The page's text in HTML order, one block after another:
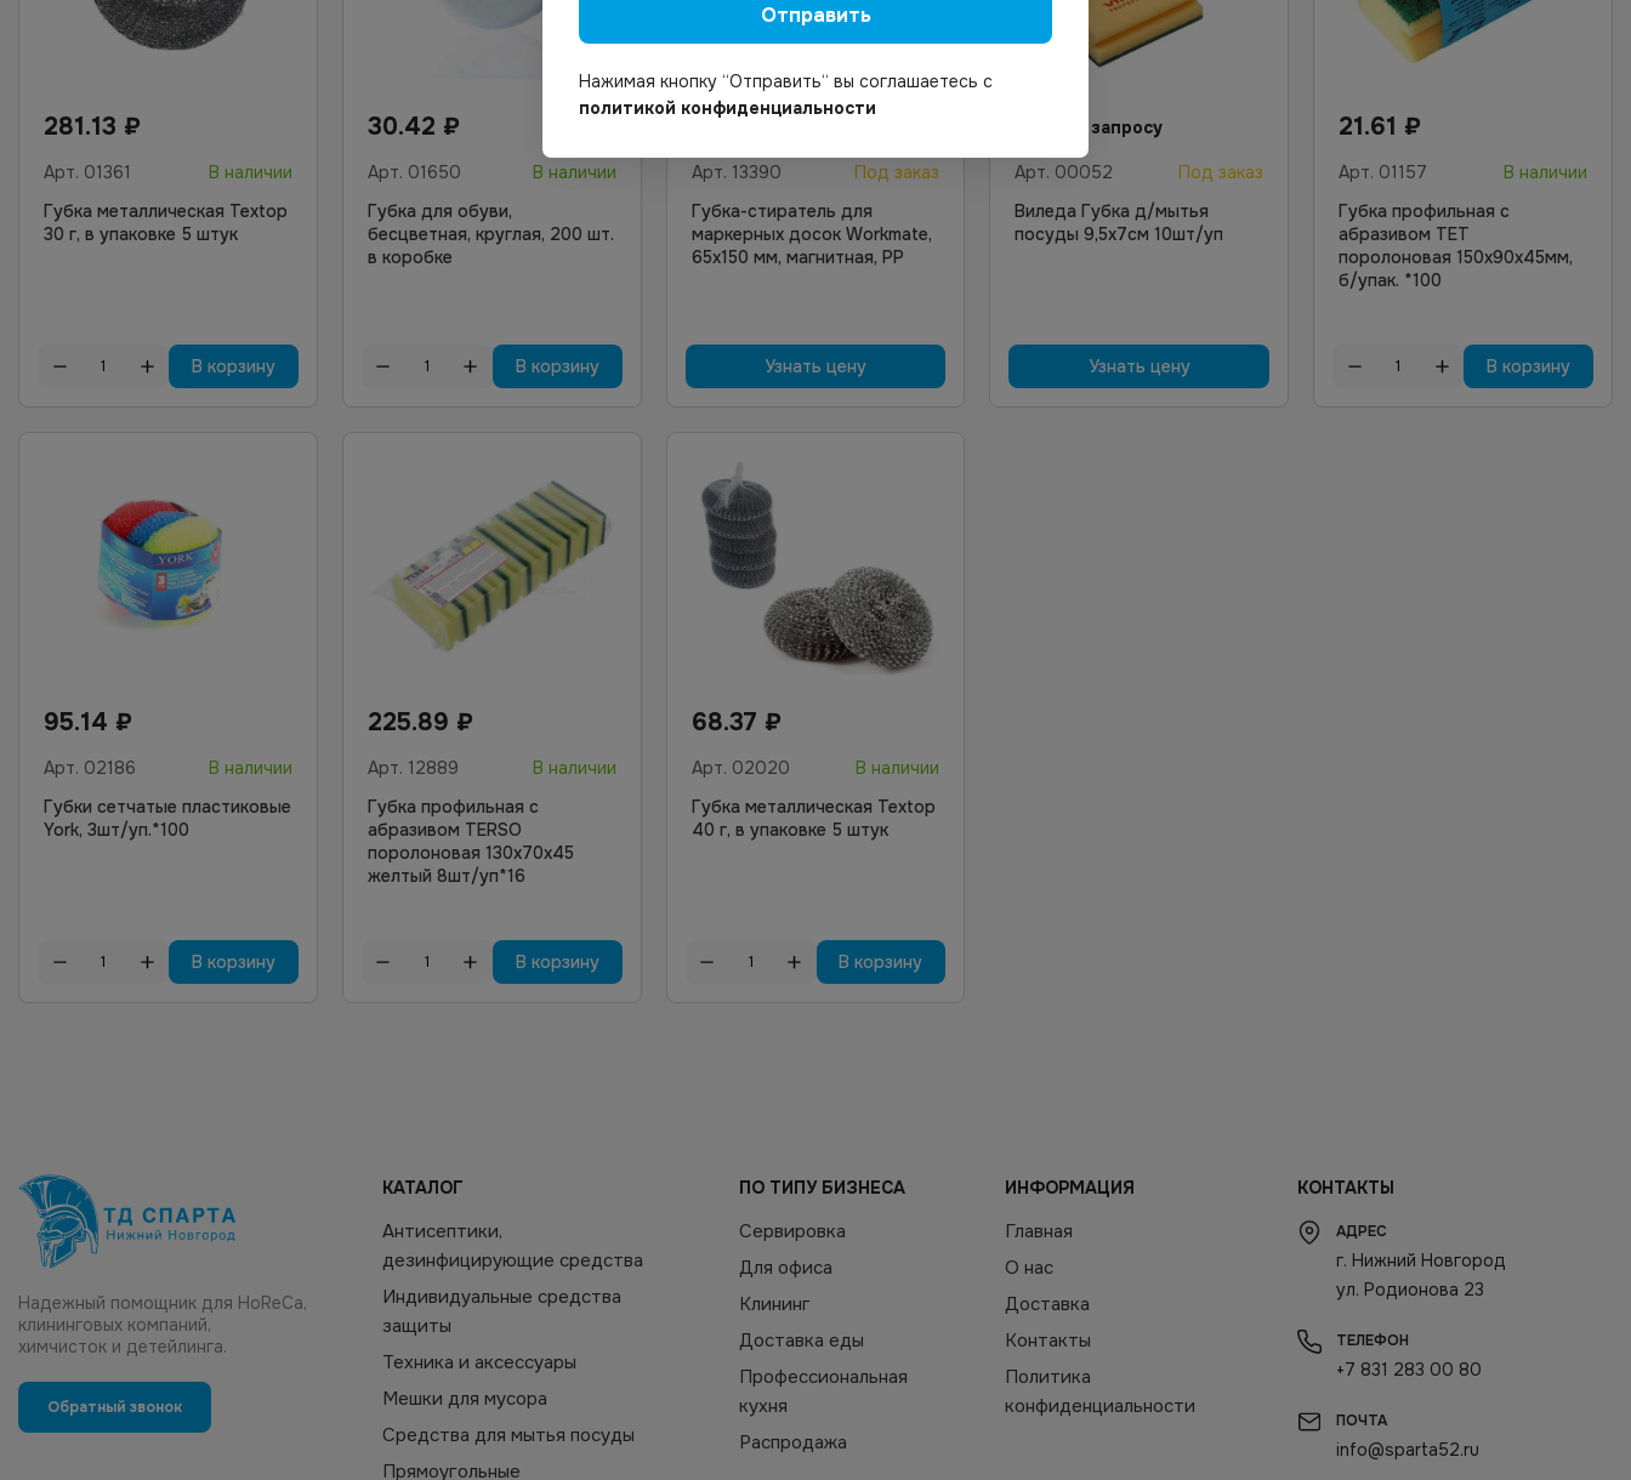
281.13 ₽
Арт. 01361
В наличии
Губка металлическая Textop
30 г, в упаковке 5 штук
В корзину
30.42 ₽
Арт. 01650
В наличии
Губка для обуви,
бесцветная, круглая, 200 шт.
в коробке
В корзину
Арт. 13390
Под заказ
Губка-стиратель для
маркерных досок Workmate,
65х150 мм, магнитная, РР
Узнать цену
Цена по запросу
Арт. 00052
Под заказ
Виледа Губка д/мытья
посуды 9,5х7см 10шт/уп
Узнать цену
21.61 ₽
Арт. 01157
В наличии
Губка профильная с
абразивом ТЕТ
поролоновая 150х90х45мм,
б/упак. *100
В корзину
95.14 ₽
Арт. 02186
В наличии
Губки сетчатые пластиковые
York, 3шт/уп.*100
В корзину
225.89 ₽
Арт. 12889
В наличии
Губка профильная с
абразивом TERSO
поролоновая 130х70х45
желтый 8шт/уп*16
В корзину
68.37 ₽
Арт. 02020
В наличии
Губка металлическая Textop
40 г, в упаковке 5 штук
В корзину
Надежный помощник для HoReCa,
клининговых компаний,
химчисток и детейлинга.
Обратный звонок
КАТАЛОГ
Антисептики,
дезинфицирующие средства
Индивидуальные средства
защиты
Техника и аксессуары
Мешки для мусора
Средства для мытья посуды
Прямоугольные
ПО ТИПУ БИЗНЕСА
Сервировка
Для офиса
Клининг
Доставка еды
Профессиональная
кухня
Распродажа
ИНФОРМАЦИЯ
Главная
О нас
Доставка
Контакты
Политика
конфиденциальности
КОНТАКТЫ
АДРЕС
г. Нижний Новгород
ул. Родионова 23
ТЕЛЕФОН
+7 831 283 00 80
ПОЧТА
info@sparta52.ru
Отправить
Нажимая кнопку “Отправить“ вы соглашаетесь с
политикой конфиденциальности